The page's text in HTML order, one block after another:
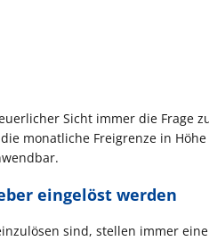
Sicht immer die Frage
monatliche Freigrenze in Höhe
eingelöst werden
sind, stellen immer